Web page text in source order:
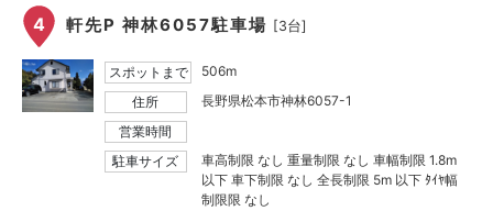
4 軒先P 神林6057駐車場 [3台]
スポットまで
506m
住所
長野県松本市神林6057-1
営業時間
駐車サイズ
車高制限 なし 重量制限 なし 車幅制限 1.8m
以下 車下制限 なし 全長制限 5m 以下 ﾀｲﾔ幅
制限限 なし